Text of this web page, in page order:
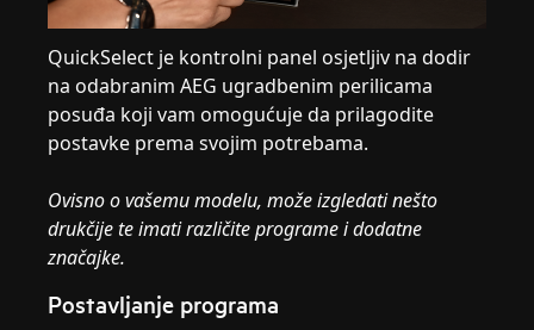
QuickSelect je kontrolni panel osjetljiv na dodir
na odabranim AEG ugradbenim perilicama
posuđa koji vam omogućuje da prilagodite
postavke prema svojim potrebama.
Ovisno o vašemu modelu, može izgledati nešto
drukčije te imati različite programe i dodatne
značajke.
Postavljanje programa